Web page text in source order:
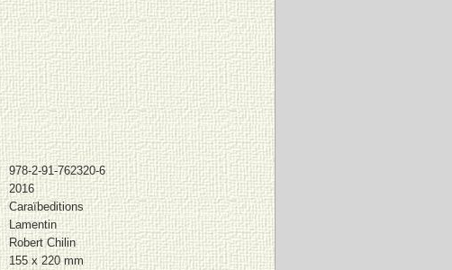
978-2-91-762320-6
2016
Caraïbeditions
Lamentin
Robert Chilin
155 x 220 mm